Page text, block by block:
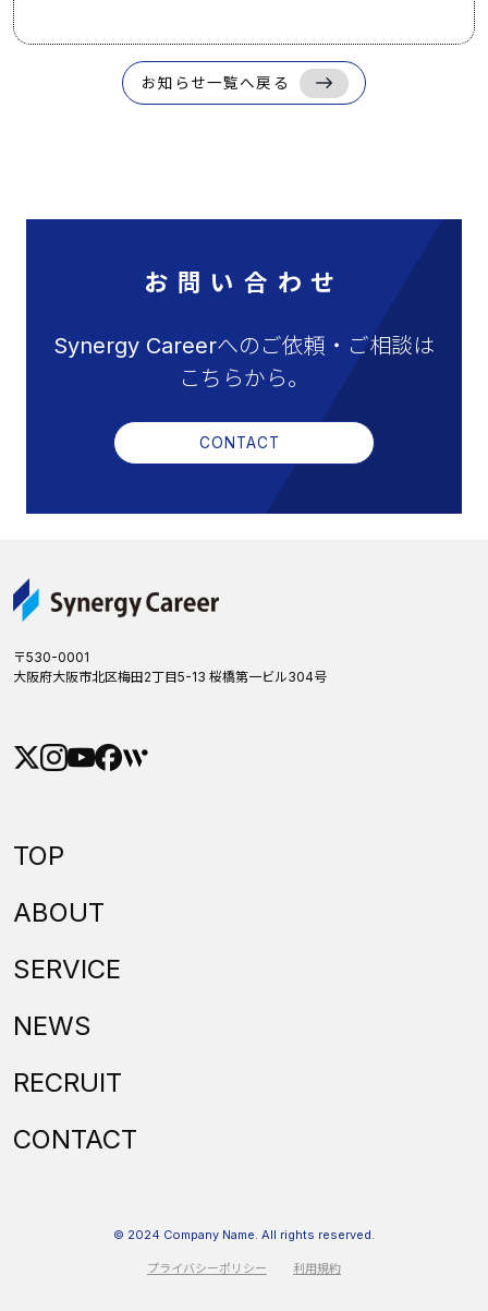
お知らせ一覧へ戻る
お問い合わせ
Synergy Careerへのご依頼・ご相談は
こちらから。
CONTACT
〒530-0001
大阪府大阪市北区梅田2丁目5-13 桜橋第一ビル304号
TOP
ABOUT
SERVICE
NEWS
RECRUIT
CONTACT
© 2024 Company Name. All rights reserved.
プライバシーポリシー 利用規約